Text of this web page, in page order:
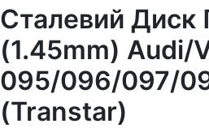
Сталевий Диск
(1.45mm) Audi/
095/096/097/
(Transtar)